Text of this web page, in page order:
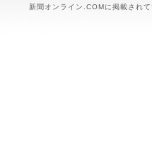
新聞オンライン.COMに掲載され